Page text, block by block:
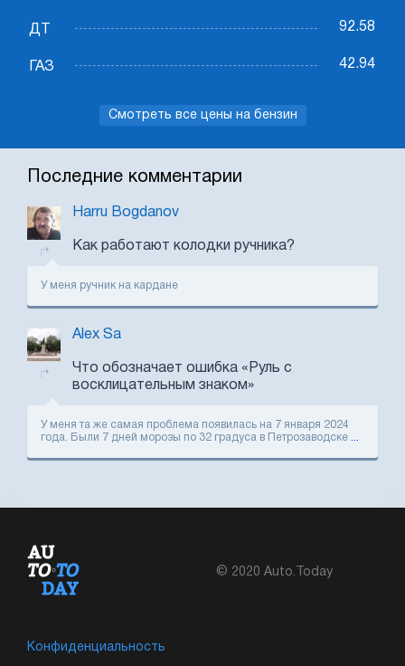
ДТ 92.58
ГАЗ 42.94
Смотреть все цены на бензин
Последние комментарии
Harru Bogdanov
Как работают колодки ручника?
У меня ручник на кардане
Alex Sa
Что обозначает ошибка «Руль с
восклицательным знаком»
У меня та же самая проблема появилась на 7 января 2024
года. Были 7 дней морозы по 32 градуса в Петрозаводске
© 2020 Auto.Today
Конфиденциальность